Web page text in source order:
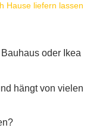
Hause liefern lassen
oder Ikea
hängt von vielen